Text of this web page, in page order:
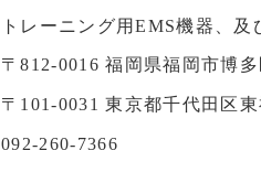
トレーニング用EMS機器、
〒812-0016 福岡県福岡市博
〒101-0031 東京都千代田区
092-260-7366